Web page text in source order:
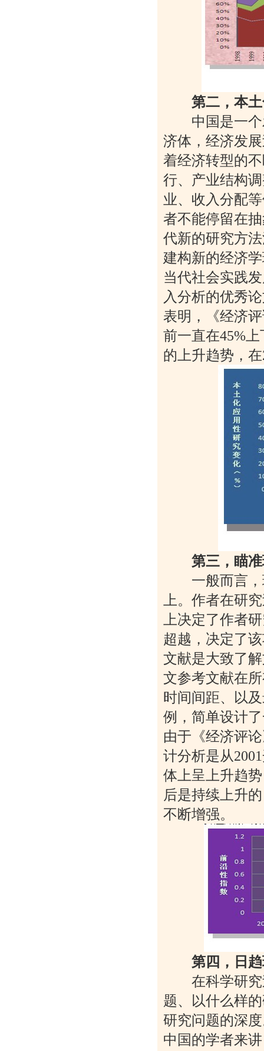
第二，本
中国是一个
济体，经济发
着经济转型的
行、产业结构
业、收入分配
者不能停留在
代新的研究方
建构新的经济
当代社会实践
入分析的优秀
表明，《经济
前一直在45%
的上升趋势，
第三，瞄
一般而言，
上。作者在研
上决定了作者
超越，决定了
文献是大致了
文参考文献在
时间间距、以
例，简单设计
由于《经济评
计分析是从
体上呈上升趋
后是持续上升
不断增强。
第四，日
在科学研究
题、以什么样
研究问题的深
中国的学者来